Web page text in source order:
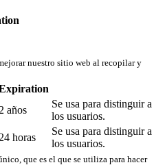
nuestro sitio web al recopilar y
2 años
Se usa para distinguir a
los usuarios.
24 horas
Se usa para distinguir a
los usuarios.
que es el que se utiliza para hacer